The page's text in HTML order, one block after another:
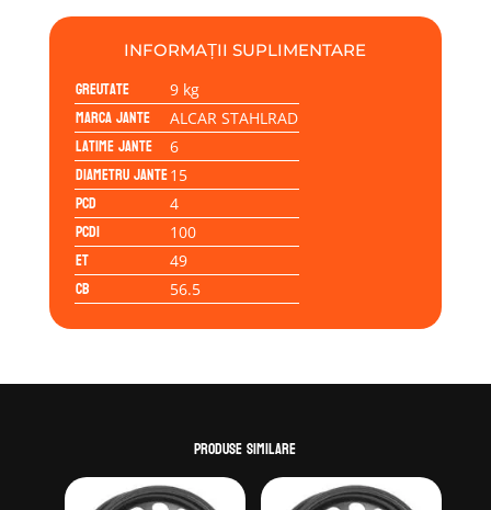
STAHLRAD
6Jx15H2
4/100/49/56.5
INFORMAȚII SUPLIMENTARE
Greutate 9 kg
Marca jante ALCAR STAHLRAD
Latime jante 6
Diametru jante15
PCD 4
PCD1 100
ET 49
CB 56.5
Produse similare